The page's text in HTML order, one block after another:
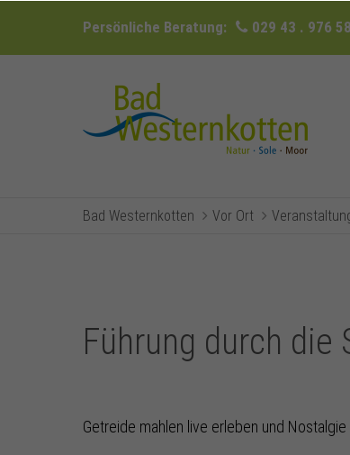
Persönliche Beratung: 029 43 . 976
Bad Westernkotten Vor Ort
Führung durch die
Getreide mahlen live erleben und Nostalgie